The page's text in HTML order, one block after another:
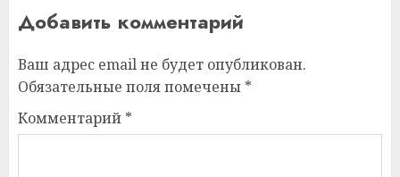
Добавить комментарий
Ваш адрес email не будет опубликован.
Обязательные поля помечены *
Комментарий *